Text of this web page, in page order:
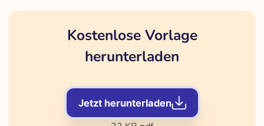
Kostenlose Vorlage
herunterladen
Jetzt herunterladen